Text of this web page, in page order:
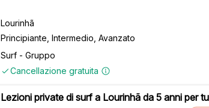
Lourinhã
Principiante, Intermedio, Avanzato
Surf - Gruppo
Cancellazione gratuita
Lezioni private di surf a Lourinhã da 5 anni per